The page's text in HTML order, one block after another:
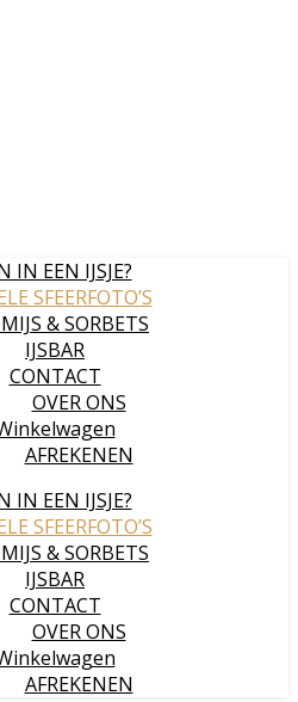
IN EEN IJSJE?
SFEERFOTO’S
& SORBETS
IJSBAR
CONTACT
OVER ONS
AFREKENEN
IN EEN IJSJE?
SFEERFOTO’S
& SORBETS
IJSBAR
CONTACT
OVER ONS
AFREKENEN